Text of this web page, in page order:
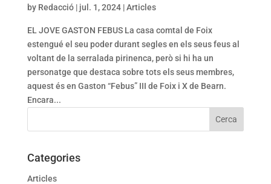
by Redacció| jul. 1, 2024|Articles
EL JOVE GASTON FEBUS La casa comtal de Foix
estengué el seu poder durant segles en els seus feus al
voltant de la serralada pirinenca, però si hi ha un
personatge que destaca sobre tots els seus membres,
aquest és en Gaston “Febus” III de Foix i X de Bearn.
Encara...
Categories
Articles